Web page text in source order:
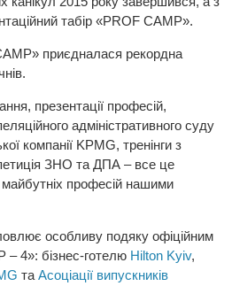
табір «PROF CAMP».
приєдналася рекордна
презентації професій,
адміністративного суду
компанії KPMG, тренінги з
ЗНО та ДПА – все це
професій нашими
особливу подяку офіційним
– 4»: бізнес-готелю Hilton Kyiv,
таАсоціації випускників